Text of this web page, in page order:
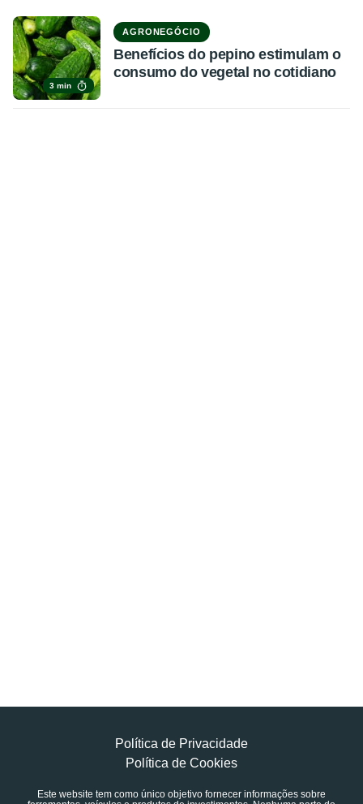
3 min
AGRONEGÓCIO
Benefícios do pepino estimulam o
consumo do vegetal no cotidiano
Política de Privacidade
Política de Cookies
Este website tem como único objetivo fornecer informações sobre